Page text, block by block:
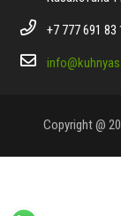
+7 777 691 83
Copyright @